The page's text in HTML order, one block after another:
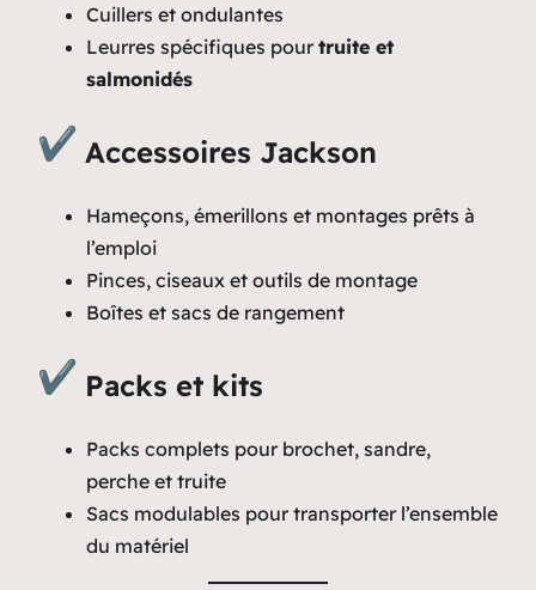
Cuillers et ondulantes
Leurres spécifiques pour truite et
salmonidés
Accessoires Jackson
Hameçons, émerillons et montages prêts à
l’emploi
Pinces, ciseaux et outils de montage
Boîtes et sacs de rangement
Packs et kits
Packs complets pour brochet, sandre,
perche et truite
Sacs modulables pour transporter l’ensemble
du matériel